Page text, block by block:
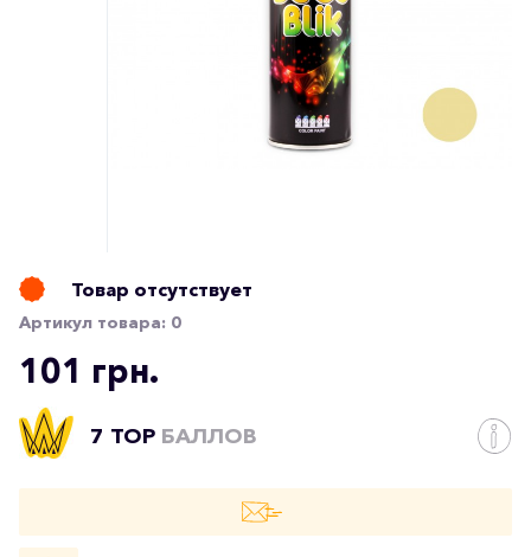
Товар отсутствует
Артикул товара: 0
101 грн.
7 TOP БАЛЛОВ